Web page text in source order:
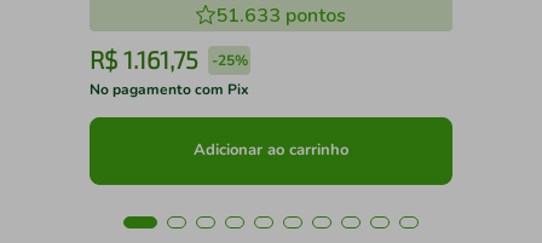
51.633 pontos
R$ 1.161,75 -25%
No pagamento com Pix
Adicionar ao carrinho